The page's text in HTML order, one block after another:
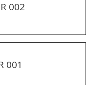
002
001